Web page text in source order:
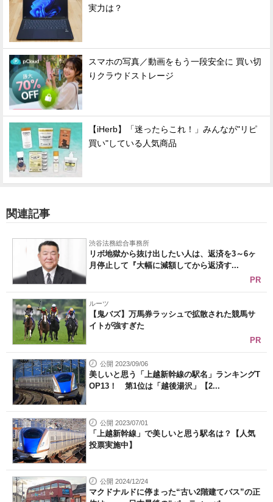
実力は？
スマホの写真／動画をもう一段安全に 買い切
りクラウドストレージ
【iHerb】「迷ったらこれ！」みんなが"リピ
買い"している人気商品
関連記事
渋谷法務総合事務所
リボ地獄から抜け出したい人は、返済を3～6ヶ
月停止して『大幅に減額してから返済す...
PR
ルーツ
【鬼バズ】万馬券ラッシュで拡散された競馬サ
イトが強すぎた
PR
公開 2023/09/06
美しいと思う「上越新幹線の駅名」ランキングT
OP13！ 第1位は「越後湯沢」【2...
公開 2023/07/01
「上越新幹線」で美しいと思う駅名は？【人気
投票実施中】
公開 2024/12/24
マクドナルドに停まった“古い2階建てバス”の正